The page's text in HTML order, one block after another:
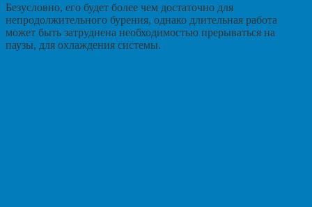
Безусловно, его будет более чем достаточно для
непродолжительного бурения, однако длительная работа
может быть затруднена необходимостью прерываться на
паузы, для охлаждения системы.